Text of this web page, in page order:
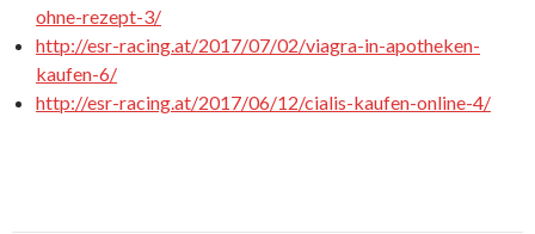
ohne-rezept-3/
http://esr-racing.at/2017/07/02/viagra-in-apotheken-
kaufen-6/
http://esr-racing.at/2017/06/12/cialis-kaufen-online-4/